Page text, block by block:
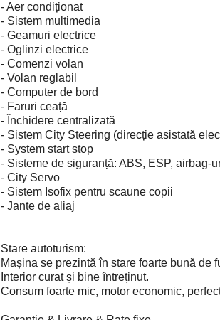
- Aer condiționat
- Sistem multimedia
- Geamuri electrice
- Oglinzi electrice
- Comenzi volan
- Volan reglabil
- Computer de bord
- Faruri ceață
- Închidere centralizată
- Sistem City Steering (direcție asistată
- System start stop
- Sisteme de siguranță: ABS, ESP, airbag-
- City Servo
- Sistem Isofix pentru scaune copii
- Jante de aliaj
Stare autoturism:
Mașina se prezintă în stare foarte bună de
Interior curat și bine întreținut.
Consum foarte mic, motor economic,